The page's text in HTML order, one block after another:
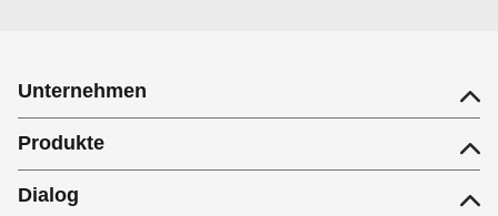
Unternehmen
Produkte
Dialog